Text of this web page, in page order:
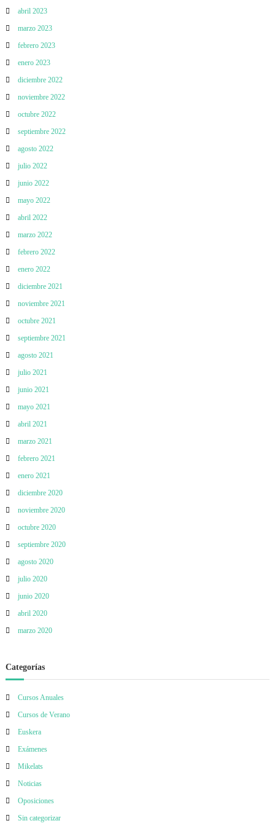
abril 2023
marzo 2023
febrero 2023
enero 2023
diciembre 2022
noviembre 2022
octubre 2022
septiembre 2022
agosto 2022
julio 2022
junio 2022
mayo 2022
abril 2022
marzo 2022
febrero 2022
enero 2022
diciembre 2021
noviembre 2021
octubre 2021
septiembre 2021
agosto 2021
julio 2021
junio 2021
mayo 2021
abril 2021
marzo 2021
febrero 2021
enero 2021
diciembre 2020
noviembre 2020
octubre 2020
septiembre 2020
agosto 2020
julio 2020
junio 2020
abril 2020
marzo 2020
Categorías
Cursos Anuales
Cursos de Verano
Euskera
Exámenes
Mikelats
Noticias
Oposiciones
Sin categorizar